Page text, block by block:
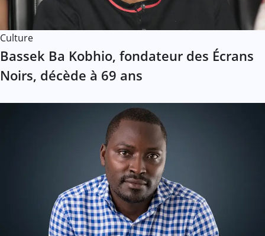
Culture
Bassek Ba Kobhio, fondateur des Écrans
Noirs, décède à 69 ans